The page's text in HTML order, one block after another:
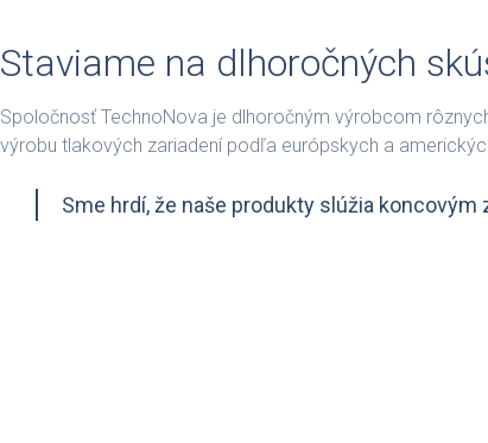
Staviame na dlhoročných
Spoločnosť TechnoNova je dlhoročným výrobcom
výrobu tlakových zariadení podľa európskych a
Sme hrdí, že naše produkty slúžia